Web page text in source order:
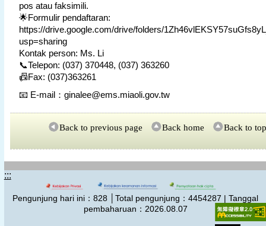
pos atau faksimili.
🌟Formulir pendaftaran:
https://drive.google.com/drive/folders/
usp=sharing
Kontak person: Ms. Li
📞Telepon: (037) 370448, (037) 363260
📠Fax: (037)363261
📧 E-mail ： ginalee@ems.miaoli.gov.tw
Back to previous page Back home Back to top
:::
Pengunjung hari ini：828 │Total pengunjung：4454287 | Tanggal
pembaharuan：2026.08.07